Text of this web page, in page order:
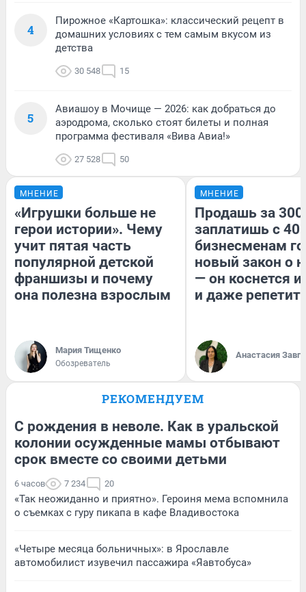
4
Пирожное «Картошка»: классический рецепт в
домашних условиях с тем самым вкусом из
детства
30 548 15
5
Авиашоу в Мочище — 2026: как добраться до
аэродрома, сколько стоят билеты и полная
программа фестиваля «Вива Авиа!»
27 528 50
МНЕНИЕ
«Игрушки больше не
герои истории». Чему
учит пятая часть
популярной детской
франшизы и почему
она полезна взрослым
Мария Тищенко
Обозреватель
МНЕНИЕ
Продашь за
заплатишь с
бизнесменам
новый закон о
— он коснется
и даже
Анастасия
РЕКОМЕНДУЕМ
С рождения в неволе. Как в уральской
колонии осужденные мамы отбывают
срок вместе со своими детьми
6 часов 7 234 20
«Так неожиданно и приятно». Героиня мема вспомнила
о съемках с гуру пикапа в кафе Владивостока
«Четыре месяца больничных»: в Ярославле
автомобилист изувечил пассажира «Яавтобуса»